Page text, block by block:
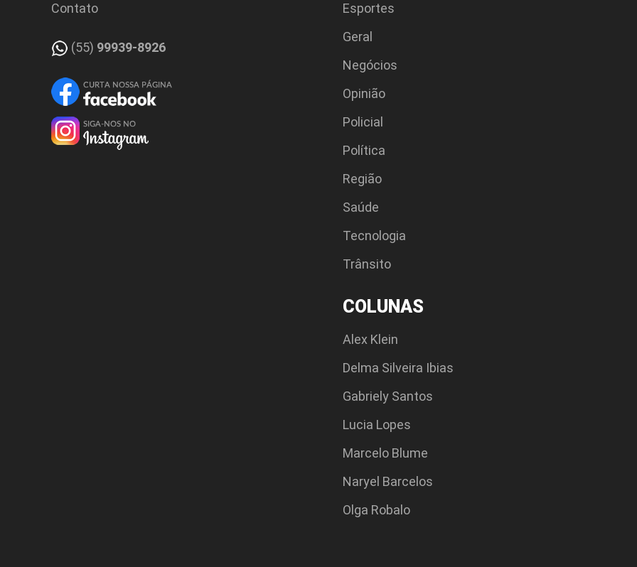
Contato
(55) 99939-8926
Esportes
Geral
Negócios
Opinião
Policial
Polí­tica
Região
Saúde
Tecnologia
Trânsito
COLUNAS
Alex Klein
Delma Silveira Ibias
Gabriely Santos
Lucia Lopes
Marcelo Blume
Naryel Barcelos
Olga Robalo